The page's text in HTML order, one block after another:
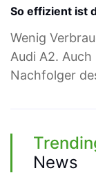
So effizient ist
Wenig
Audi A2.
Nachfolger
News